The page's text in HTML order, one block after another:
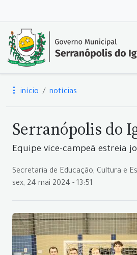
início notícias
Serranópolis do
Equipe vice-campeã estreia
Secretaria de Educação, Cultura e
sex, 24 mai 2024 - 13:51